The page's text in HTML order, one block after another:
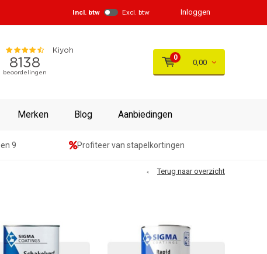
Incl. btw Excl. btw Inloggen
0
0,00
Merken Blog Aanbiedingen
9 Profiteer van stapelkortingen
Terug naar overzicht